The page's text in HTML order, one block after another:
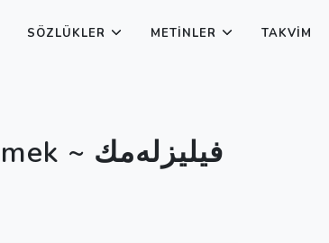
SÖZLÜKLER METINLER TAKVIM
filizlemek ~ فیلیزله‌مك